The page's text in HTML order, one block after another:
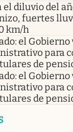
el diluvio del
fuertes
km/h
el
para
de
el
para
de